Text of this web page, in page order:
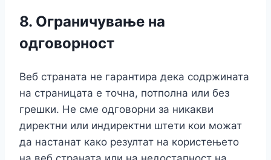
8. Ограничување на
одговорност
Веб страната не гарантира дека содржината
на страницата е точна, потполна или без
грешки. Не сме одговорни за никакви
директни или индиректни штети кои можат
да настанат како резултат на користењето